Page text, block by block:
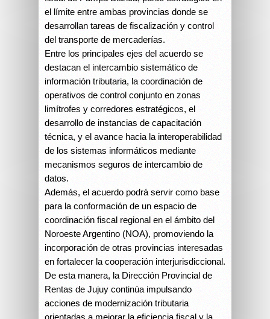
el límite entre ambas provincias donde se
desarrollan tareas de fiscalización y control
del transporte de mercaderías.
Entre los principales ejes del acuerdo se
destacan el intercambio sistemático de
información tributaria, la coordinación de
operativos de control conjunto en zonas
limítrofes y corredores estratégicos, el
desarrollo de instancias de capacitación
técnica, y el avance hacia la interoperabilidad
de los sistemas informáticos mediante
mecanismos seguros de intercambio de
datos.
Además, el acuerdo podrá servir como base
para la conformación de un espacio de
coordinación fiscal regional en el ámbito del
Noroeste Argentino (NOA), promoviendo la
incorporación de otras provincias interesadas
en fortalecer la cooperación interjurisdiccional.
De esta manera, la Dirección Provincial de
Rentas de Jujuy continúa impulsando
acciones de modernización tributaria
orientadas a mejorar la eficiencia fiscal y la